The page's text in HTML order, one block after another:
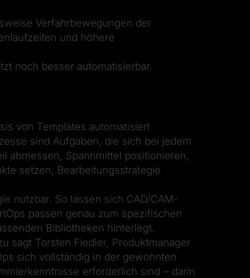
Verfahrbewegungen der
und höhere
noch besser automatisierbar.
von Templates automatisiert
sind Aufgaben, die sich bei jedem
abmessen, Spannmittel positionieren,
setzen, Bearbeitungsstrategie
nutzbar. So lassen sich CAD/CAM-
passen genau zum spezifischen
Bibliotheken hinterlegt.
sagt Torsten Fiedler, Produktmanager
sich vollständig in der gewohnten
erforderlich sind – darin